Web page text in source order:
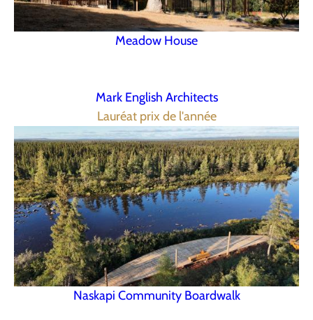
Meadow House
Mark English Architects
Lauréat prix de l'année
Naskapi Community Boardwalk